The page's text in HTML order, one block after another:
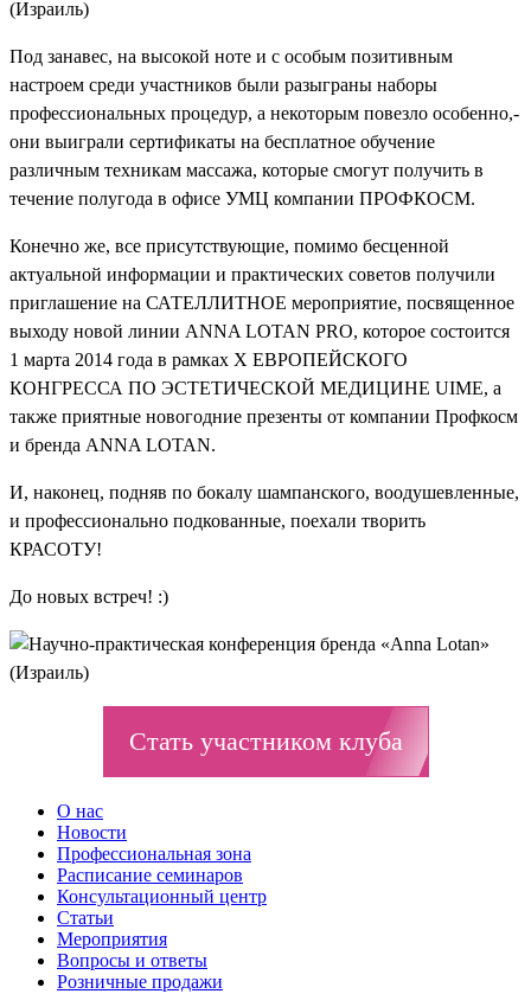
Под занавес, на высокой ноте и с особым позитивным
настроем среди участников были разыграны наборы
профессиональных процедур, а некоторым повезло особенно,-
они выиграли сертификаты на бесплатное обучение
различным техникам массажа, которые смогут получить в
течение полугода в офисе УМЦ компании ПРОФКОСМ.
Конечно же, все присутствующие, помимо бесценной
актуальной информации и практических советов получили
приглашение на САТЕЛЛИТНОЕ мероприятие, посвященное
выходу новой линии ANNA LOTAN PRO, которое состоится
1 марта 2014 года в рамках X ЕВРОПЕЙСКОГО
КОНГРЕССА ПО ЭСТЕТИЧЕСКОЙ МЕДИЦИНЕ UIME, а
также приятные новогодние презенты от компании Профкосм
и бренда ANNA LOTAN.
И, наконец, подняв по бокалу шампанского, воодушевленные,
и профессионально подкованные, поехали творить
КРАСОТУ!
До новых встреч! :)
Стать участником клуба
О нас
Новости
Профессиональная зона
Расписание семинаров
Консультационный центр
Статьи
Мероприятия
Вопросы и ответы
Розничные продажи